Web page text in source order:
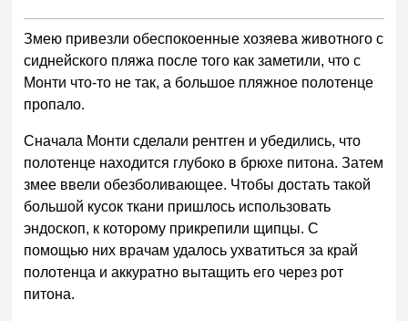
Змею привезли обеспокоенные хозяева животного с
сиднейского пляжа после того как заметили, что с
Монти что-то не так, а большое пляжное полотенце
пропало.
Сначала Монти сделали рентген и убедились, что
полотенце находится глубоко в брюхе питона. Затем
змее ввели обезболивающее. Чтобы достать такой
большой кусок ткани пришлось использовать
эндоскоп, к которому прикрепили щипцы. С
помощью них врачам удалось ухватиться за край
полотенца и аккуратно вытащить его через рот
питона.